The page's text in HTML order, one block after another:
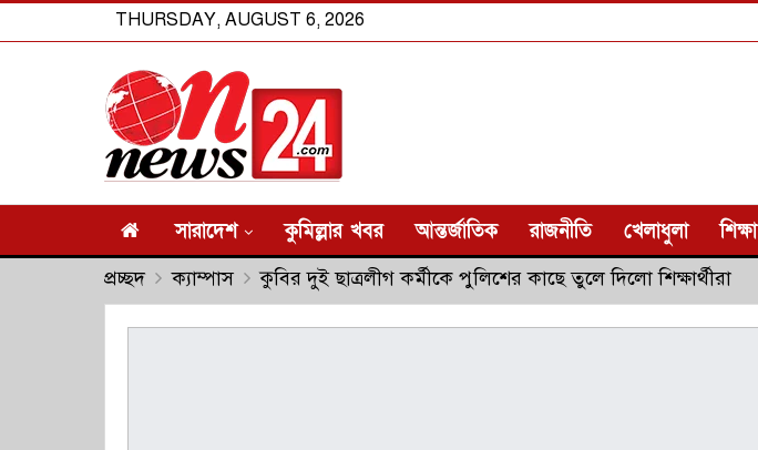
THURSDAY, AUGUST 6, 2026
সারাদেশ কুমিল্লার খবর আন্তর্জাতিক রাজনীতি খেলাধুলা শিক্ষা
প্রচ্ছদ ক্যাম্পাস কুবির দুই ছাত্রলীগ কর্মীকে পুলিশের কাছে তুলে দিলো শিক্ষার্থীরা